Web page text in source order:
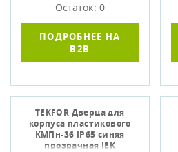
Остаток: 0
ПОДРОБНЕЕ НА
B2B
TEKFOR Дверца для
корпуса пластикового
КМПн-36 IP65 синяя
прозрачная IEK